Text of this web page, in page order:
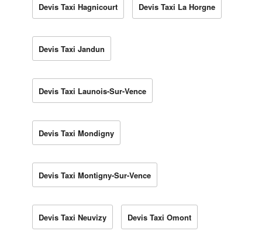
Devis Taxi Hagnicourt Devis Taxi La Horgne
Devis Taxi Jandun
Devis Taxi Launois-Sur-Vence
Devis Taxi Mondigny
Devis Taxi Montigny-Sur-Vence
Devis Taxi Neuvizy Devis Taxi Omont